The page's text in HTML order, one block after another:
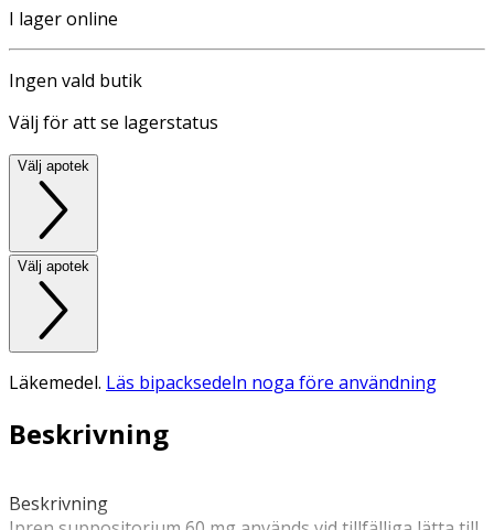
I lager online
Ingen vald butik
Välj för att se lagerstatus
Välj apotek
Välj apotek
Läkemedel. Läs bipacksedeln noga före användning
Beskrivning
Beskrivning